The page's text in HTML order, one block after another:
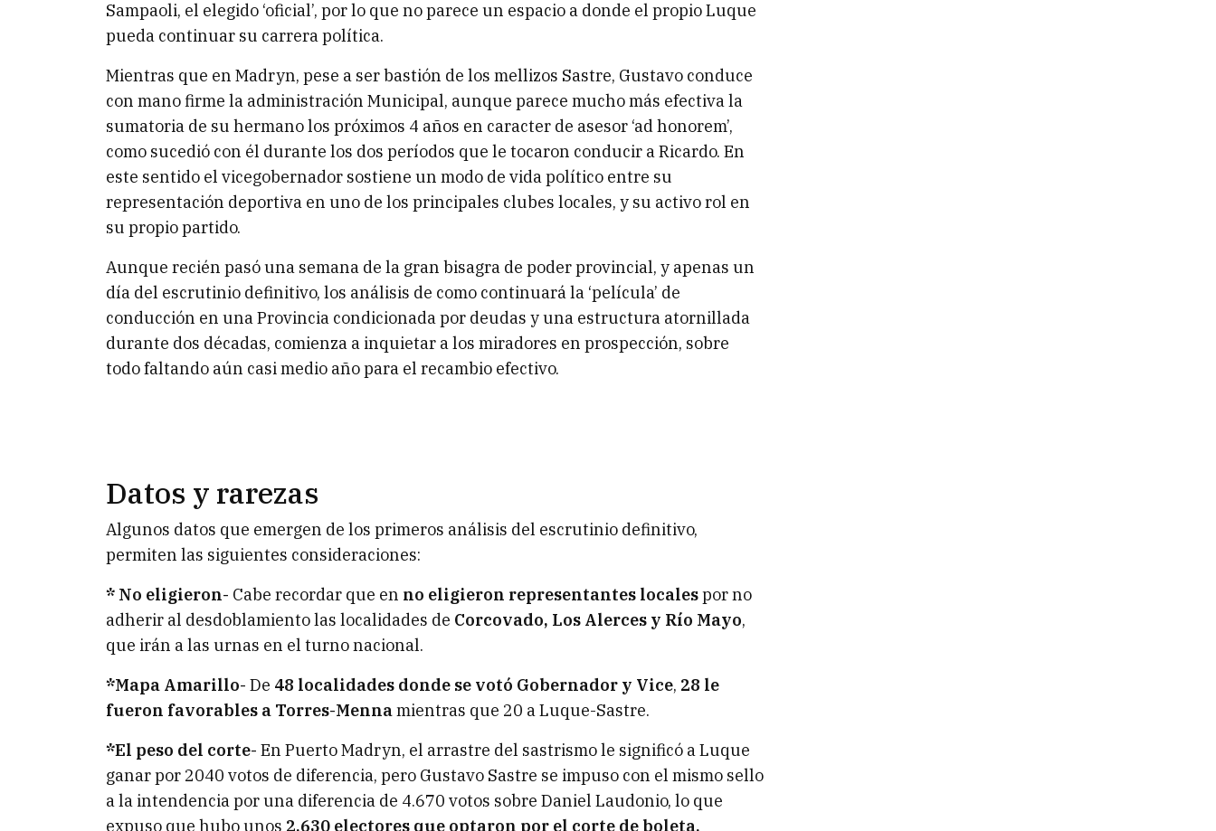
Sampaoli, el elegido ‘oficial’, por lo que no parece un espacio a donde el propio Luque
pueda continuar su carrera política.
Mientras que en Madryn, pese a ser bastión de los mellizos Sastre, Gustavo conduce
con mano firme la administración Municipal, aunque parece mucho más efectiva la
sumatoria de su hermano los próximos 4 años en caracter de asesor ‘ad honorem’,
como sucedió con él durante los dos períodos que le tocaron conducir a Ricardo. En
este sentido el vicegobernador sostiene un modo de vida político entre su
representación deportiva en uno de los principales clubes locales, y su activo rol en
su propio partido.
Aunque recién pasó una semana de la gran bisagra de poder provincial, y apenas un
día del escrutinio definitivo, los análisis de como continuará la ‘película’ de
conducción en una Provincia condicionada por deudas y una estructura atornillada
durante dos décadas, comienza a inquietar a los miradores en prospección, sobre
todo faltando aún casi medio año para el recambio efectivo.
Datos y rarezas
Algunos datos que emergen de los primeros análisis del escrutinio definitivo,
permiten las siguientes consideraciones:
* No eligieron- Cabe recordar que en no eligieron representantes localespor no
adherir al desdoblamiento las localidades de Corcovado, Los Alerces y Río Mayo,
que irán a las urnas en el turno nacional.
*Mapa Amarillo- De 48 localidades donde se votó Gobernador y Vice, 28 le
fueron favorables a Torres-Mennamientras que 20 a Luque-Sastre.
*El peso del corte- En Puerto Madryn, el arrastre del sastrismo le significó a Luque
ganar por 2040 votos de diferencia, pero Gustavo Sastre se impuso con el mismo sello
a la intendencia por una diferencia de 4.670 votos sobre Daniel Laudonio, lo que
expuso que hubo unos 2.630 electores que optaron por el corte de boleta.